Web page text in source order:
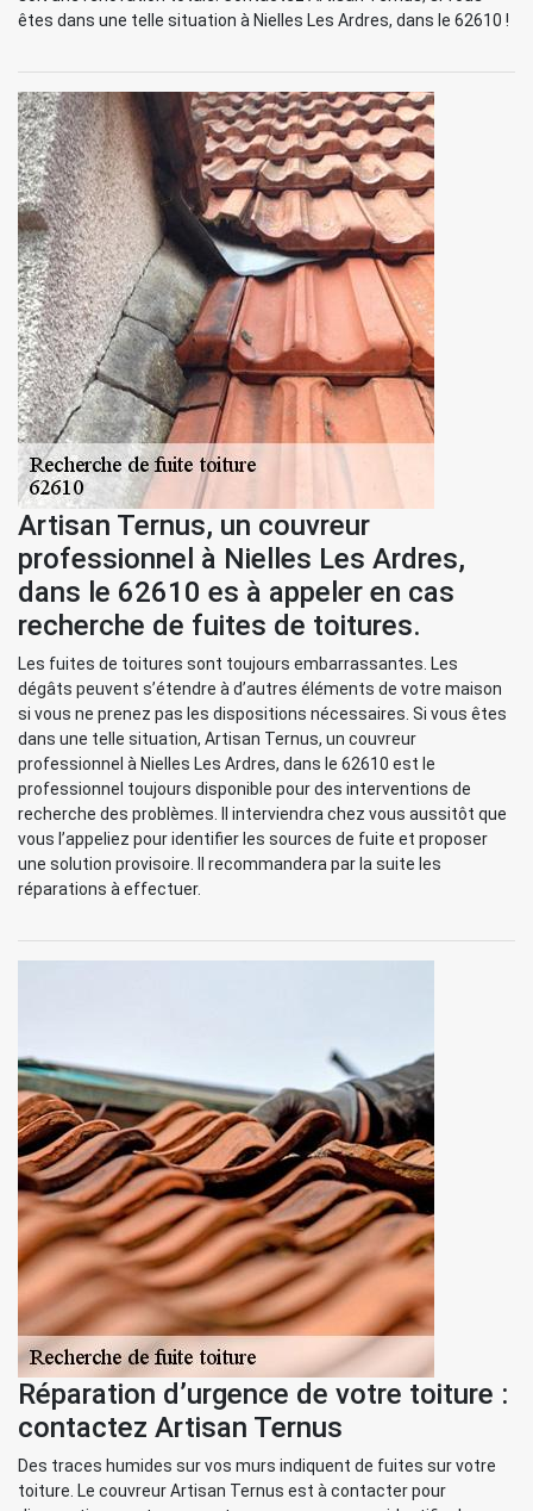
êtes dans une telle situation à Nielles Les Ardres, dans le 62610 !
Artisan Ternus, un couvreur
professionnel à Nielles Les Ardres,
dans le 62610 es à appeler en cas
recherche de fuites de toitures.
Les fuites de toitures sont toujours embarrassantes. Les
dégâts peuvent s’étendre à d’autres éléments de votre maison
si vous ne prenez pas les dispositions nécessaires. Si vous êtes
dans une telle situation, Artisan Ternus, un couvreur
professionnel à Nielles Les Ardres, dans le 62610 est le
professionnel toujours disponible pour des interventions de
recherche des problèmes. Il interviendra chez vous aussitôt que
vous l’appeliez pour identifier les sources de fuite et proposer
une solution provisoire. Il recommandera par la suite les
réparations à effectuer.
Réparation d’urgence de votre toiture :
contactez Artisan Ternus
Des traces humides sur vos murs indiquent de fuites sur votre
toiture. Le couvreur Artisan Ternus est à contacter pour